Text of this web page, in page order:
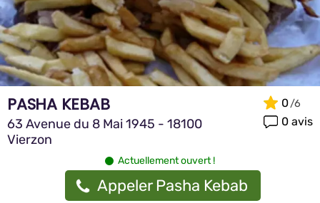
PASHA KEBAB
63 Avenue du 8 Mai 1945 - 18100
Vierzon
0
0 avis
Actuellement ouvert !
Appeler Pasha Kebab